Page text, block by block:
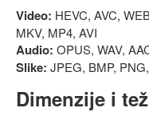
Video: HEVC, AVC,
MKV, MP4, AVI
Audio: OPUS, WAV,
Slike: JPEG, BMP,
Dimenzije i